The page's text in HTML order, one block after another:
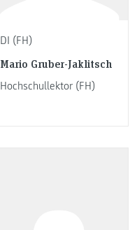
DI (FH)
Mario Gruber-Jaklitsch
Hochschullektor (FH)